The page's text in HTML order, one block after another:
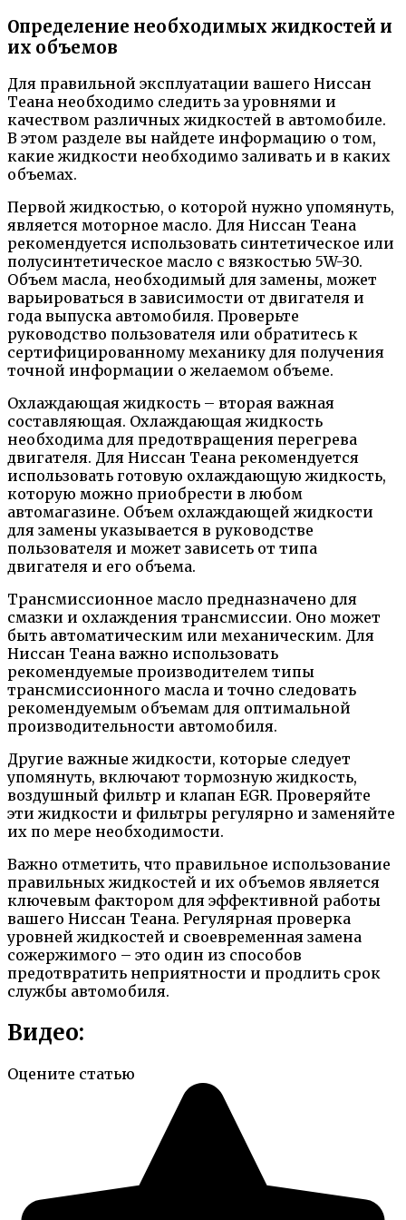
Определение необходимых жидкостей и
их объемов
Для правильной эксплуатации вашего Ниссан
Теана необходимо следить за уровнями и
качеством различных жидкостей в автомобиле.
В этом разделе вы найдете информацию о том,
какие жидкости необходимо заливать и в каких
объемах.
Первой жидкостью, о которой нужно упомянуть,
является моторное масло. Для Ниссан Теана
рекомендуется использовать синтетическое или
полусинтетическое масло с вязкостью 5W-30.
Объем масла, необходимый для замены, может
варьироваться в зависимости от двигателя и
года выпуска автомобиля. Проверьте
руководство пользователя или обратитесь к
сертифицированному механику для получения
точной информации о желаемом объеме.
Охлаждающая жидкость – вторая важная
составляющая. Охлаждающая жидкость
необходима для предотвращения перегрева
двигателя. Для Ниссан Теана рекомендуется
использовать готовую охлаждающую жидкость,
которую можно приобрести в любом
автомагазине. Объем охлаждающей жидкости
для замены указывается в руководстве
пользователя и может зависеть от типа
двигателя и его объема.
Трансмиссионное масло предназначено для
смазки и охлаждения трансмиссии. Оно может
быть автоматическим или механическим. Для
Ниссан Теана важно использовать
рекомендуемые производителем типы
трансмиссионного масла и точно следовать
рекомендуемым объемам для оптимальной
производительности автомобиля.
Другие важные жидкости, которые следует
упомянуть, включают тормозную жидкость,
воздушный фильтр и клапан EGR. Проверяйте
эти жидкости и фильтры регулярно и заменяйте
их по мере необходимости.
Важно отметить, что правильное использование
правильных жидкостей и их объемов является
ключевым фактором для эффективной работы
вашего Ниссан Теана. Регулярная проверка
уровней жидкостей и своевременная замена
сожержимого – это один из способов
предотвратить неприятности и продлить срок
службы автомобиля.
Видео:
Оцените статью